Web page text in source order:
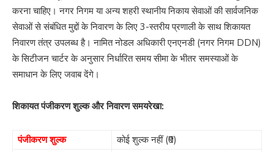
करना चाहिए। नगर निगम या अन्य शहरी स्थानीय निकाय सेवाओं की सार्वजनिक
सेवाओं से संबंधित मुद्दों के निवारण के लिए 3-स्तरीय प्रणाली के साथ शिकायत
निवारण तंत्र उपलब्ध है। नामित नोडल अधिकारी एनएनडी (नगर निगम DDN)
के सिटीजन चार्टर के अनुसार निर्धारित समय सीमा के भीतर समस्याओं के
समाधान के लिए जवाब देंगे।
शिकायत पंजीकरण शुल्क और निवारण समयरेखा:
पंजीकरण शुल्क कोई शुल्क नहीं (₹0)